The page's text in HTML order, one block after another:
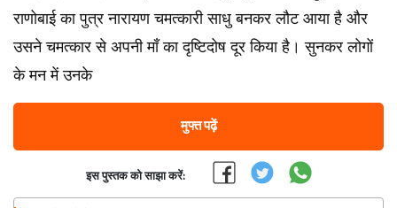
राणोबाई का पुत्र नारायण चमत्कारी साधु बनकर लौट आया है और
उसने चमत्कार से अपनी माँ का दृष्टिदोष दूर किया है। सुनकर लोगों
के मन में उनके
मुफ्त पढ़ें
इस पुस्तक को साझा करें: